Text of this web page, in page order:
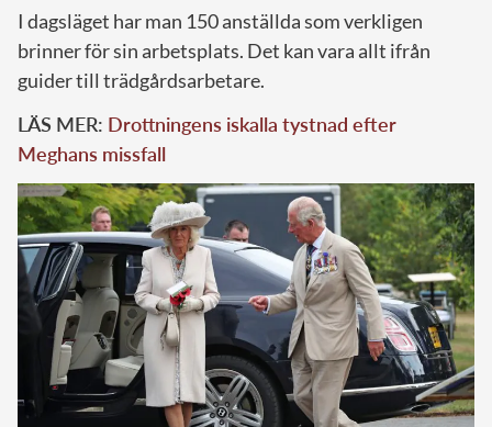
I dagsläget har man 150 anställda som verkligen
brinner för sin arbetsplats. Det kan vara allt ifrån
guider till trädgårdsarbetare.
LÄS MER: Drottningens iskalla tystnad efter
Meghans missfall